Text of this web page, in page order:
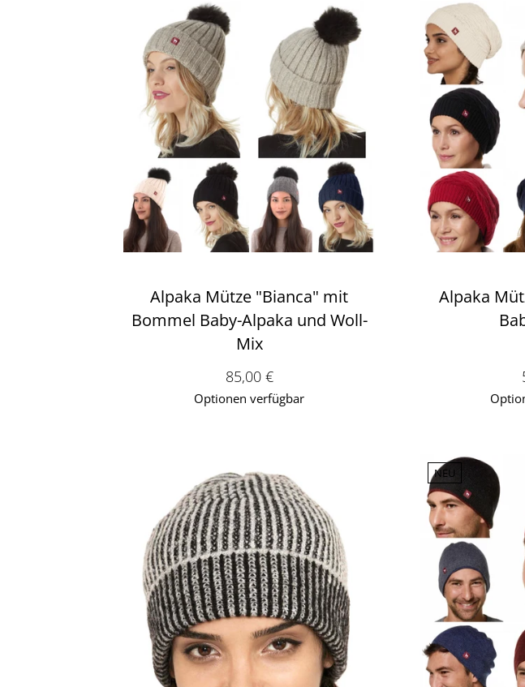
Alpaka Mütze "Bianca" mit
Bommel Baby-Alpaka und Woll-
Mix
Verkaufspreis: 85,00 €
85,00 €
Optionen verfügbar
Alpaka
NEU